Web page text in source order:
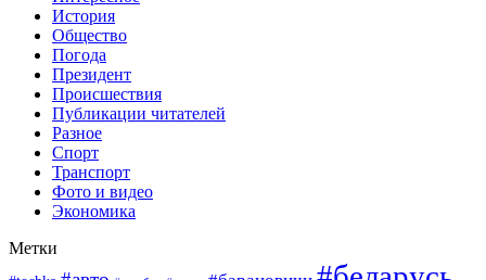
История
Общество
Погода
Президент
Происшествия
Публикации читателей
Разное
Спорт
Транспорт
Фото и видео
Экономика
Метки